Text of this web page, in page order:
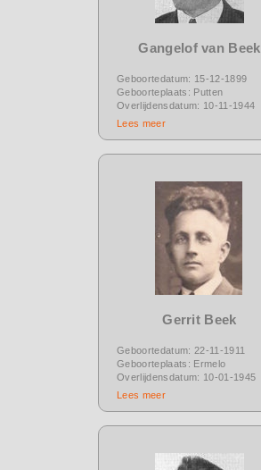
Gangelof van Beek
Geboortedatum: 15-12-1899
Geboorteplaats: Putten
Overlijdensdatum: 10-11-1944
Lees meer
Gerrit Beek
Geboortedatum: 22-11-1911
Geboorteplaats: Ermelo
Overlijdensdatum: 10-01-1945
Lees meer